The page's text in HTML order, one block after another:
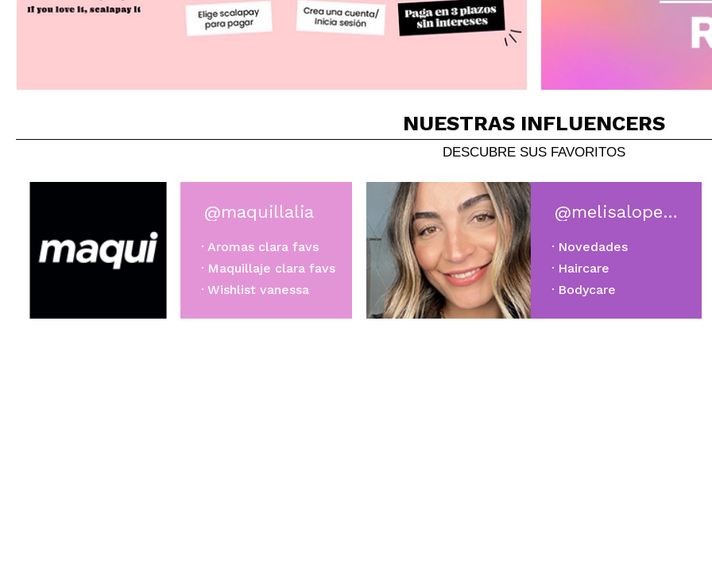
NUESTRAS INFLUENCERS
DESCUBRE SUS FAVORITOS
@maquillalia
Aromas clara favs
Maquillaje clara favs
Wishlist vanessa
@melisalopezortiz
Novedades
Haircare
Bodycare